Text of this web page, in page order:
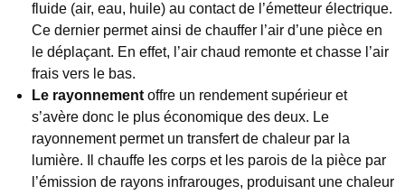
fluide (air, eau, huile) au contact de l’émetteur électrique.
Ce dernier permet ainsi de chauffer l’air d’une pièce en
le déplaçant. En effet, l’air chaud remonte et chasse l’air
frais vers le bas.
Le rayonnement offre un rendement supérieur et
s’avère donc le plus économique des deux. Le
rayonnement permet un transfert de chaleur par la
lumière. Il chauffe les corps et les parois de la pièce par
l’émission de rayons infrarouges, produisant une chaleur